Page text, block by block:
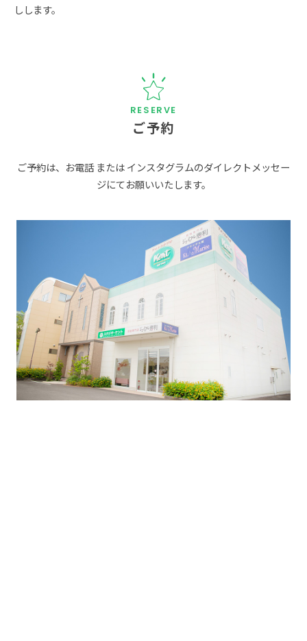
しします。
ご予約
ご予約は、お電話 または インスタグラムのダイレクトメッセー
ジにてお願いいたします。